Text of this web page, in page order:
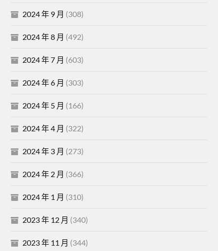
2024 年 9 月 (308)
2024 年 8 月 (492)
2024 年 7 月 (603)
2024 年 6 月 (303)
2024 年 5 月 (166)
2024 年 4 月 (322)
2024 年 3 月 (273)
2024 年 2 月 (366)
2024 年 1 月 (310)
2023 年 12 月 (340)
2023 年 11 月 (344)